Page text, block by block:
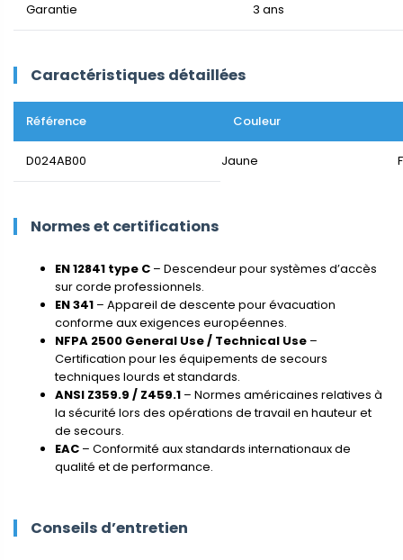
Garantie 3 ans
Caractéristiques détaillées
Référence Couleur
D024AB00 Jaune
Normes et certifications
EN 12841 type C – Descendeur pour systèmes d’accès
sur corde professionnels.
EN 341 – Appareil de descente pour évacuation
conforme aux exigences européennes.
NFPA 2500 General Use / Technical Use –
Certification pour les équipements de secours
techniques lourds et standards.
ANSI Z359.9 / Z459.1 – Normes américaines relatives à
la sécurité lors des opérations de travail en hauteur et
de secours.
EAC – Conformité aux standards internationaux de
qualité et de performance.
Conseils d’entretien